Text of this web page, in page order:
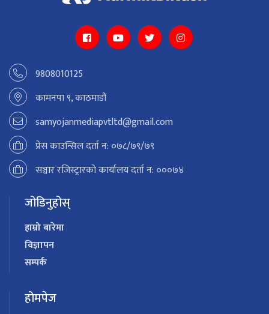
9808010125
कामनपा ९, काठमाडौं
samyojanmediapvtltd@gmail.com
प्रेस काउन्सिल दर्ता न: ०७८/७९/७९
सञ्चार रजिस्ट्रारको कार्यालय दर्ता न: ०००७४
जोडिनुहोस्
हाम्रो बारेमा
विज्ञापन
सम्पर्क
होमपेज